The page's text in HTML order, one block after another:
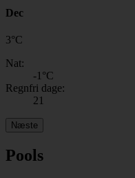
Dec
3°C
Nat:
-1 °C
Regnfri dage:
21
Næste
Pools